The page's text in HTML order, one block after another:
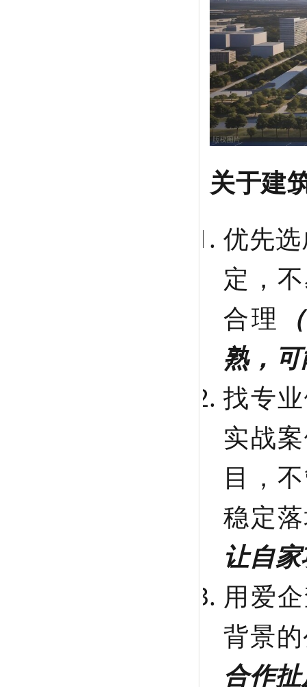
关于建
优先
定，
合理
熟，
找专
实战
目，
稳定
让自
用爱
背景
合作